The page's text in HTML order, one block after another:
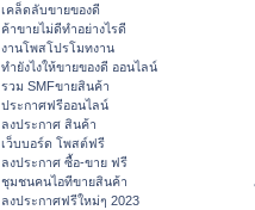
เคล็ดลับขายของดี
ค้าขายไม่ดีทำอย่างไรดี
งานโพสโปรโมทงาน
ทํายังไงให้ขายของดี ออนไลน์
รวม SMFขายสินค้า
ประกาศฟรีออนไลน์
ลงประกาศ สินค้า
เว็บบอร์ด โพสต์ฟรี
ลงประกาศ ซื้อ-ขาย ฟรี
ชุมชนคนไอทีขายสินค้า
ลงประกาศฟรีใหม่ๆ 2023